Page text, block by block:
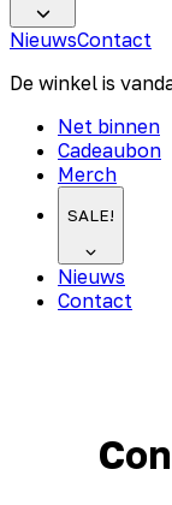
NieuwsContact
De winkel is
Net binnen
Cadeaubon
Merch
SALE!
Nieuws
Contact